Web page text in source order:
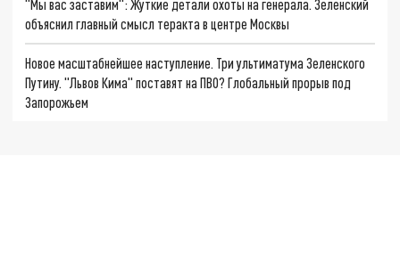
"Мы вас заставим": Жуткие детали охоты на генерала. Зеленский
объяснил главный смысл теракта в центре Москвы
Новое масштабнейшее наступление. Три ультиматума Зеленского
Путину. "Львов Кима" поставят на ПВО? Глобальный прорыв под
Запорожьем